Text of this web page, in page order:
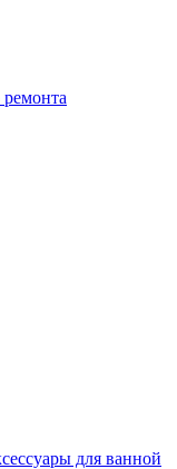
для ванной